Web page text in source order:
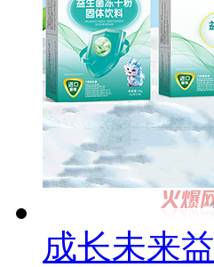
成长未来